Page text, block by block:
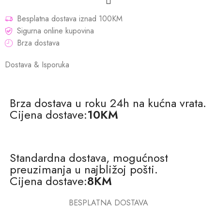
Besplatna dostava iznad 100KM
Sigurna online kupovina
Brza dostava
Dostava & Isporuka
Brza dostava u roku 24h na kućna vrata.
Cijena dostave:10KM
Standardna dostava, mogućnost
preuzimanja u najbližoj pošti.
Cijena dostave:8KM
BESPLATNA DOSTAVA